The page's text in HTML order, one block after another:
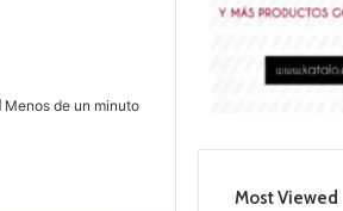
Menos de un minuto
Most Viewed